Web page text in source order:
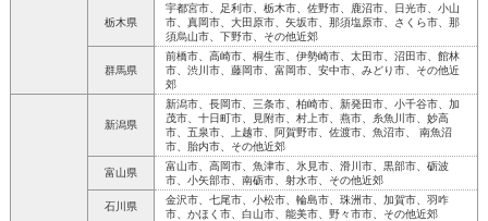
栃木県
宇都宮市、足利市、栃木市、佐野市、鹿沼市、日光市、小山
市、真岡市、大田原市、矢坂市、那須塩原市、さくら市、那
須烏山市、下野市、その他近郊
群馬県
前橋市、高崎市、桐生市、伊勢崎市、太田市、沼田市、館林
市、渋川市、藤岡市、富岡市、安中市、みどり市、その他近
郊
新潟県
新潟市、長岡市、三条市、柏崎市、新発田市、小千谷市、加
茂市、十日町市、見附市、村上市、燕市、糸魚川市、妙高
市、五泉市、上越市、阿賀野市、佐渡市、魚沼市、 南魚沼
市、胎内市、その他近郊
富山県
富山市、高岡市、魚津市、氷見市、滑川市、黒部市、砺波
市、小矢部市、南砺市、射水市、その他近郊
石川県
金沢市、七尾市、小松市、輪島市、珠洲市、加賀市、羽咋
市、かほく市、白山市、能美市、野々市市、その他近郊